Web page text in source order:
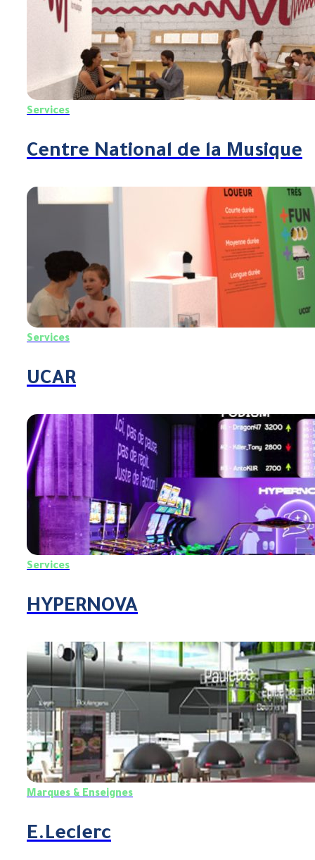
Services
Centre National de la Musique
Services
UCAR
Services
HYPERNOVA
Marques & Enseignes
E.Leclerc